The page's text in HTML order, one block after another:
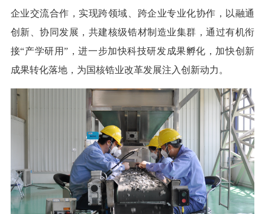
企业交流合作，实现跨领域、跨企业专业化协作，以融通
创新、协同发展，共建核级锆材制造业集群，通过有机衔
接“产学研用”，进一步加快科技研发成果孵化，加快创新
成果转化落地，为国核锆业改革发展注入创新动力。